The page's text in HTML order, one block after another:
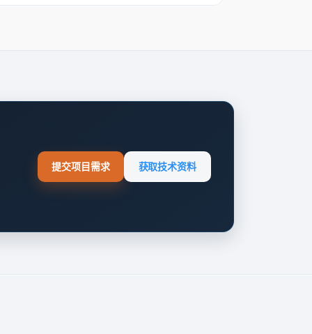
提交项目需求 获取技术资料